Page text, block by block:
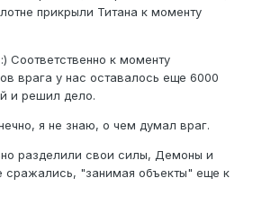
прикрыли Титана к моменту
Соответственно к моменту
врага у нас оставалось еще 6000
и решил дело.
я не знаю, о чем думал враг.
разделили свои силы, Демоны и
"занимая объекты" еще к